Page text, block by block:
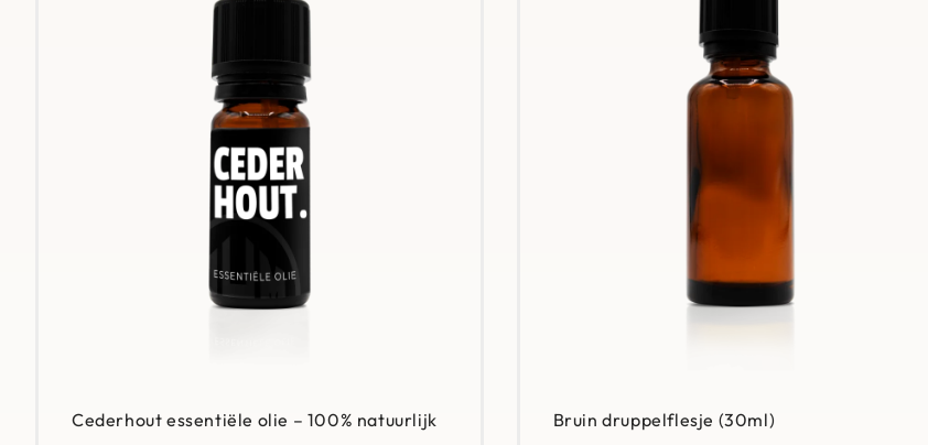
: Groen en schoon, goed voor jou en de planeet.
Rijk aan Vitamines
Cederhout essentiële olie – 100% natuurlijk
Bruin druppelflesje (30ml)